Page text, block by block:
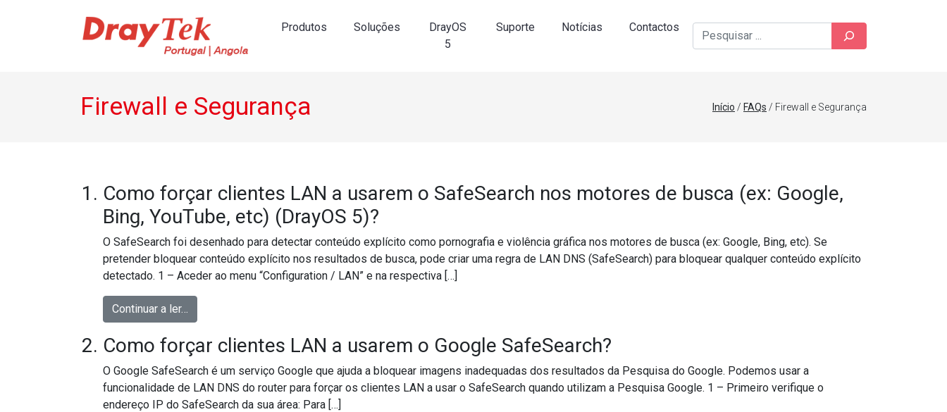
Navegação principal
Produtos Soluções
DrayOS
5
Suporte Notícias Contactos Pesquisar
Firewall e Segurança Início / FAQs / Firewall e Segurança
Como forçar clientes LAN a usarem o SafeSearch nos motores de busca (ex: Google,
Bing, YouTube, etc) (DrayOS 5)?
O SafeSearch foi desenhado para detectar conteúdo explícito como pornografia e violência gráfica nos motores de busca (ex: Google, Bing, etc). Se
pretender bloquear conteúdo explícito nos resultados de busca, pode criar uma regra de LAN DNS (SafeSearch) para bloquear qualquer conteúdo explícito
detectado. 1 – Aceder ao menu “Configuration / LAN” e na respectiva […]
Continuar a ler…
Como forçar clientes LAN a usarem o Google SafeSearch?
O Google SafeSearch é um serviço Google que ajuda a bloquear imagens inadequadas dos resultados da Pesquisa do Google. Podemos usar a
funcionalidade de LAN DNS do router para forçar os clientes LAN a usar o SafeSearch quando utilizam a Pesquisa Google. 1 – Primeiro verifique o
endereço IP do SafeSearch da sua área: Para […]